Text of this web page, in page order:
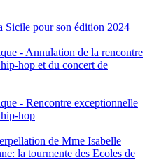
Sicile pour son édition 2024
- Annulation de la rencontre
hop et du concert de
- Rencontre exceptionnelle
hip-hop
de Mme Isabelle
la tourmente des Ecoles de